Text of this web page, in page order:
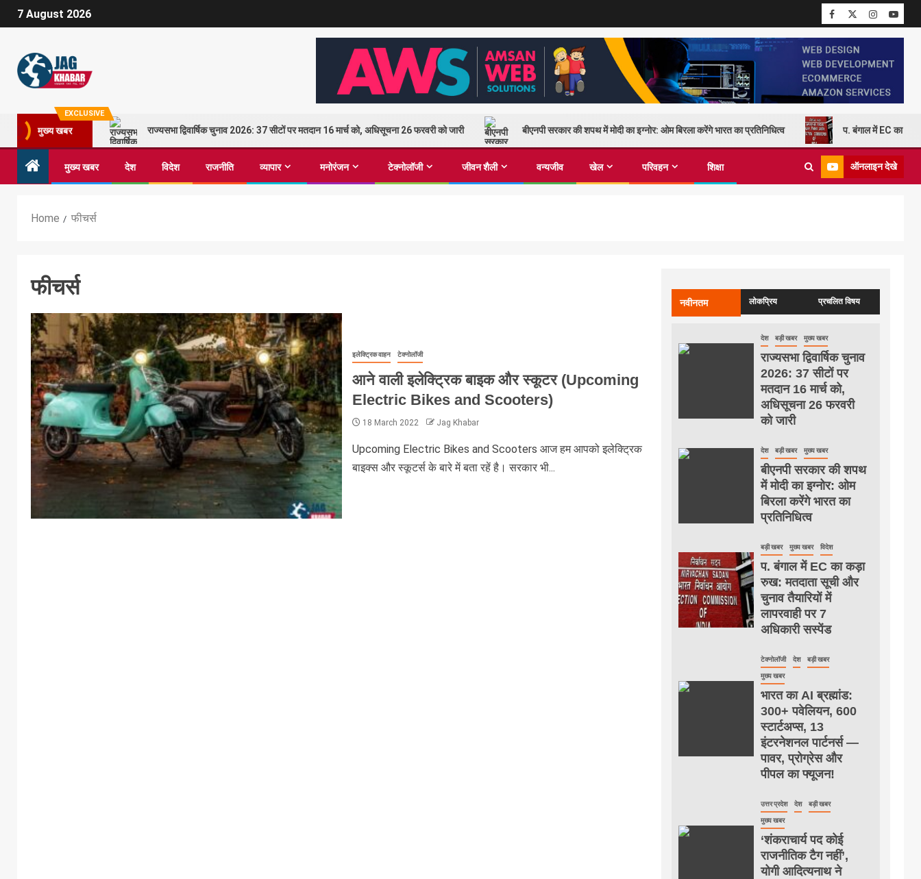
7 August 2026
EXCLUSIVE
मुख्य खबर राज्यसभा द्विवार्षिक चुनाव 2026: 37 सीटों पर मतदान 16 मार्च को, अधिसूचना 26 फरवरी को जारी बीएनपी सरकार की शपथ में मोदी का इग्नोर: ओम बिरला करेंगे भारत का प्रतिनिधित्व प. बंगाल में EC का कड़ा
मुख्य खबर देश विदेश राजनीति व्यापार मनोरंजन टेक्नोलॉजी जीवन शैली वन्यजीव खेल परिवहन शिक्षा ऑनलाइन देखे
Home फीचर्स
फीचर्स
इलेक्ट्रिक वाहन टेक्नोलॉजी
आने वाली इलेक्ट्रिक बाइक और स्कूटर (Upcoming
Electric Bikes and Scooters)
18 March 2022 Jag Khabar
Upcoming Electric Bikes and Scooters आज हम आपको इलेक्ट्रिक
बाइक्स और स्कूटर्स के बारे में बता रहें है। सरकार भी...
नवीनतम लोकप्रिय प्रचलित विषय
देश बड़ी खबर मुख्य खबर
राज्यसभा द्विवार्षिक चुनाव
2026: 37 सीटों पर
मतदान 16 मार्च को,
अधिसूचना 26 फरवरी
को जारी
देश बड़ी खबर मुख्य खबर
बीएनपी सरकार की शपथ
में मोदी का इग्नोर: ओम
बिरला करेंगे भारत का
प्रतिनिधित्व
बड़ी खबर मुख्य खबर विदेश
प. बंगाल में EC का कड़ा
रुख: मतदाता सूची और
चुनाव तैयारियों में
लापरवाही पर 7
अधिकारी सस्पेंड
टेक्नोलॉजी देश बड़ी खबर
मुख्य खबर
भारत का AI ब्रह्मांड:
300+ पवेलियन, 600
स्टार्टअप्स, 13
इंटरनेशनल पार्टनर्स —
पावर, प्रोग्रेस और
पीपल का फ्यूजन!
उत्तर प्रदेश देश बड़ी खबर
मुख्य खबर
‘शंकराचार्य पद कोई
राजनीतिक टैग नहीं’,
योगी आदित्यनाथ ने